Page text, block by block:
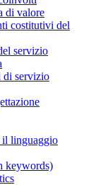
di valore
costitutivi del
servizio
di servizio
il linguaggio
keywords)